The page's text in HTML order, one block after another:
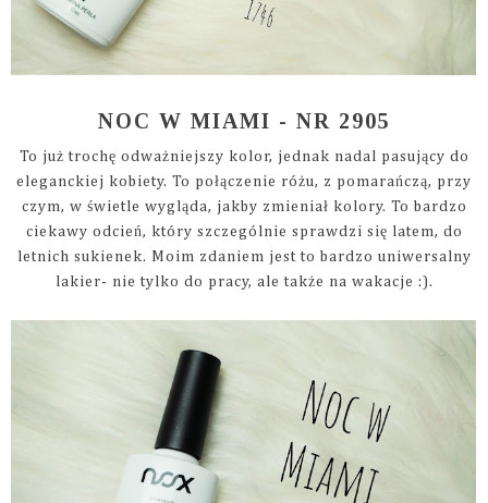
NOC W MIAMI - NR 2905
To już trochę odważniejszy kolor, jednak nadal pasujący do
eleganckiej kobiety. To połączenie różu, z pomarańczą, przy
czym, w świetle wygląda, jakby zmieniał kolory. To bardzo
ciekawy odcień, który szczególnie sprawdzi się latem, do
letnich sukienek. Moim zdaniem jest to bardzo uniwersalny
lakier- nie tylko do pracy, ale także na wakacje :).